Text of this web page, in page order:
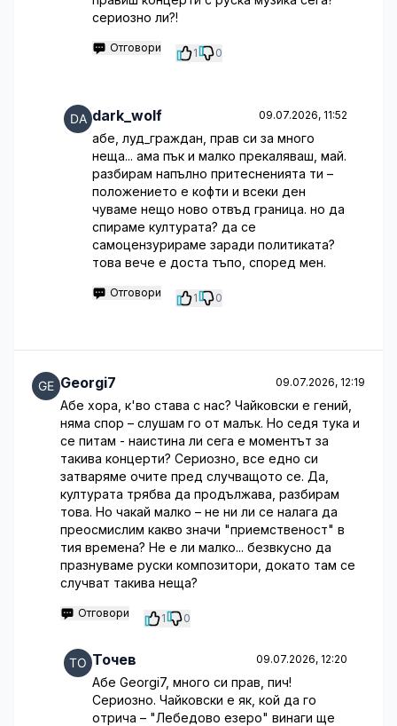
сериозно ли?!
Отговори 1 0
dark_wolf 09.07.2026, 11:52
абе, луд_граждан, прав си за много
неща... ама пък и малко прекаляваш, май.
разбирам напълно притесненията ти –
положението е кофти и всеки ден
чуваме нещо ново отвъд граница. но да
спираме културата? да се
самоцензурираме заради политиката?
това вече е доста тъпо, според мен.
Отговори 1 0
Georgi7 09.07.2026, 12:19
Абе хора, к'во става с нас? Чайковски е гений,
няма спор – слушам го от малък. Но седя тука и
се питам - наистина ли сега е моментът за
такива концерти? Сериозно, все едно си
затваряме очите пред случващото се. Да,
културата трябва да продължава, разбирам
това. Но чакай малко – не ни ли се налага да
преосмислим какво значи "приемственост" в
тия времена? Не е ли малко... безвкусно да
празнуваме руски композитори, докато там се
случват такива неща?
Отговори 1 0
Точев 09.07.2026, 12:20
Абе Georgi7, много си прав, пич!
Сериозно. Чайковски е як, кой да го
отрича – "Лебедово езеро" винаги ще